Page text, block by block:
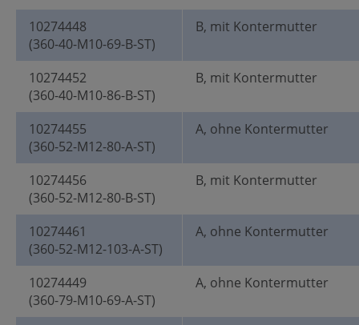
10274448
(360-40-M10-69-B-ST)
B, mit Kontermutter
10274452
(360-40-M10-86-B-ST)
B, mit Kontermutter
10274455
(360-52-M12-80-A-ST)
A, ohne Kontermutter
10274456
(360-52-M12-80-B-ST)
B, mit Kontermutter
10274461
(360-52-M12-103-A-ST)
A, ohne Kontermutter
10274449
(360-79-M10-69-A-ST)
A, ohne Kontermutter